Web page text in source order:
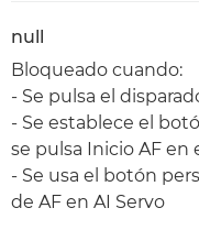
null
Bloqueado cuando:
- Se pulsa el
- Se establece el
se pulsa Inicio AF en
- Se usa el botón
de AF en AI Servo